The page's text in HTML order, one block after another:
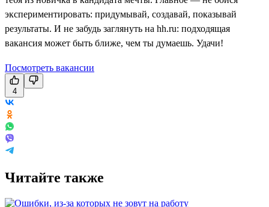
экспериментировать: придумывай, создавай, показывай
результаты. И не забудь заглянуть на hh.ru: подходящая
вакансия может быть ближе, чем ты думаешь. Удачи!
Посмотреть вакансии
4
Читайте также